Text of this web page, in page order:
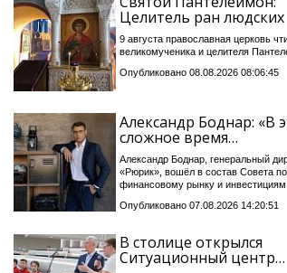
Целитель ран людских
9 августа православная церковь
великомученика и целителя
Опубликовано 08.08.2026 08:06:45
Александр Боднар: «В
сложное время…
Александр Боднар, генеральный
«Рюрик», вошёл в состав Совета по
финансовому рынку и
Опубликовано 07.08.2026 14:20:51
В столице открылся
Ситуационный центр…